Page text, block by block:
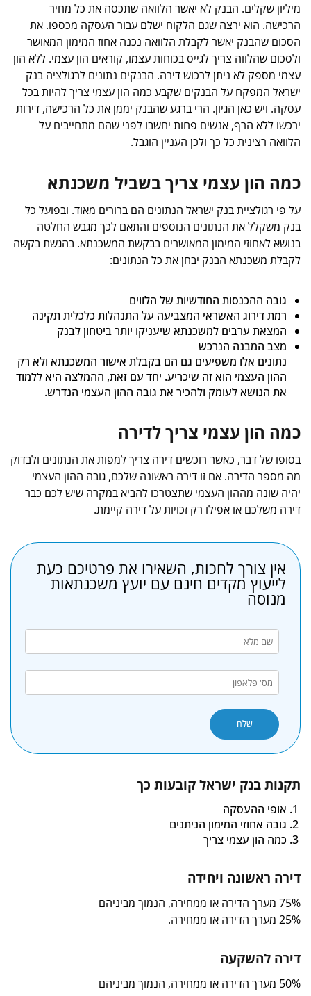
מיליון שקלים. הבנק לא יאשר הלוואה שתכסה את כל מחיר
הרכישה. הוא ירצה שגם הלקוח ישלם עבור העסקה מכספו. את
הסכום שהבנק יאשר לקבלת הלוואה נכנה אחוז המימון המאושר
ולסכום שהלווה צריך לגייס בכוחות עצמו, קוראים הון עצמי. ללא הון
עצמי מספק לא ניתן לרכוש דירה. הבנקים נתונים לרגולציה בנק
ישראל המפקח על הבנקים שקבע כמה הון עצמי צריך להיות בכל
עסקה. ויש כאן הגיון. הרי ברגע שהבנק יממן את כל הרכישה, דירות
ירכשו ללא הרף, אנשים פחות יחשבו לפני שהם מתחייבים על
הלוואה רצינית כל כך ולכן העניין הוגבל.
כמה הון עצמי צריך בשביל משכנתא
על פי רגולציית בנק ישראל הנתונים הם ברורים מאוד. ובפועל כל
בנק משקלל את הנתונים הנוספים והתאם לכך מגבש החלטה
בנושא לאחוזי המימון המאושרים בבקשת המשכנתא. בהגשת בקשה
לקבלת משכנתא הבנק יבחן את כל הנתונים:
גובה ההכנסות החודשיות של הלווים
רמת דירוג האשראי המצביעה על התנהלות כלכלית תקינה
המצאת ערבים למשכנתא שיעניקו יותר ביטחון לבנק
מצב המבנה הנרכש
נתונים אלו משפיעים גם הם בקבלת אישור המשכנתא ולא רק
ההון העצמי הוא זה שיכריע. יחד עם זאת, ההמלצה היא ללמוד
את הנושא לעומק ולהכיר את גובה ההון העצמי הנדרש.
כמה הון עצמי צריך לדירה
בסופו של דבר, כאשר רוכשים דירה צריך למפות את הנתונים ולבדוק
מה מספר הדירה. אם זו דירה ראשונה שלכם, גובה ההון העצמי
יהיה שונה מההון העצמי שתצטרכו להביא במקרה שיש לכם כבר
דירה משלכם או אפילו רק זכויות על דירה קיימת.
אין צורך לחכות, השאירו את פרטיכם כעת
לייעוץ מקדים חינם עם יועץ משכנתאות
מנוסה
תקנות בנק ישראל קובעות כך
אופי ההעסקה
גובה אחוזי המימון הניתנים
כמה הון עצמי צריך
דירה ראשונה ויחידה
75% מערך הדירה או ממחירה, הנמוך מביניהם
25% מערך הדירה או ממחירה.
דירה להשקעה
50% מערך הדירה או ממחירה, הנמוך מביניהם